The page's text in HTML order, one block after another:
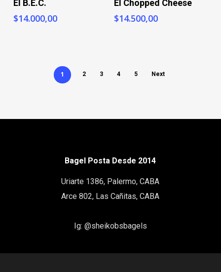
El B.E.C.
$14.000,00
El Chopped Cheese
$14.500,00
1 2 3 4 5 Next
Bagel Posta Desde 2014
Uriarte 1386, Palermo, CABA
Arce 802, Las Cañitas, CABA
Ig: @sheikobsbagels